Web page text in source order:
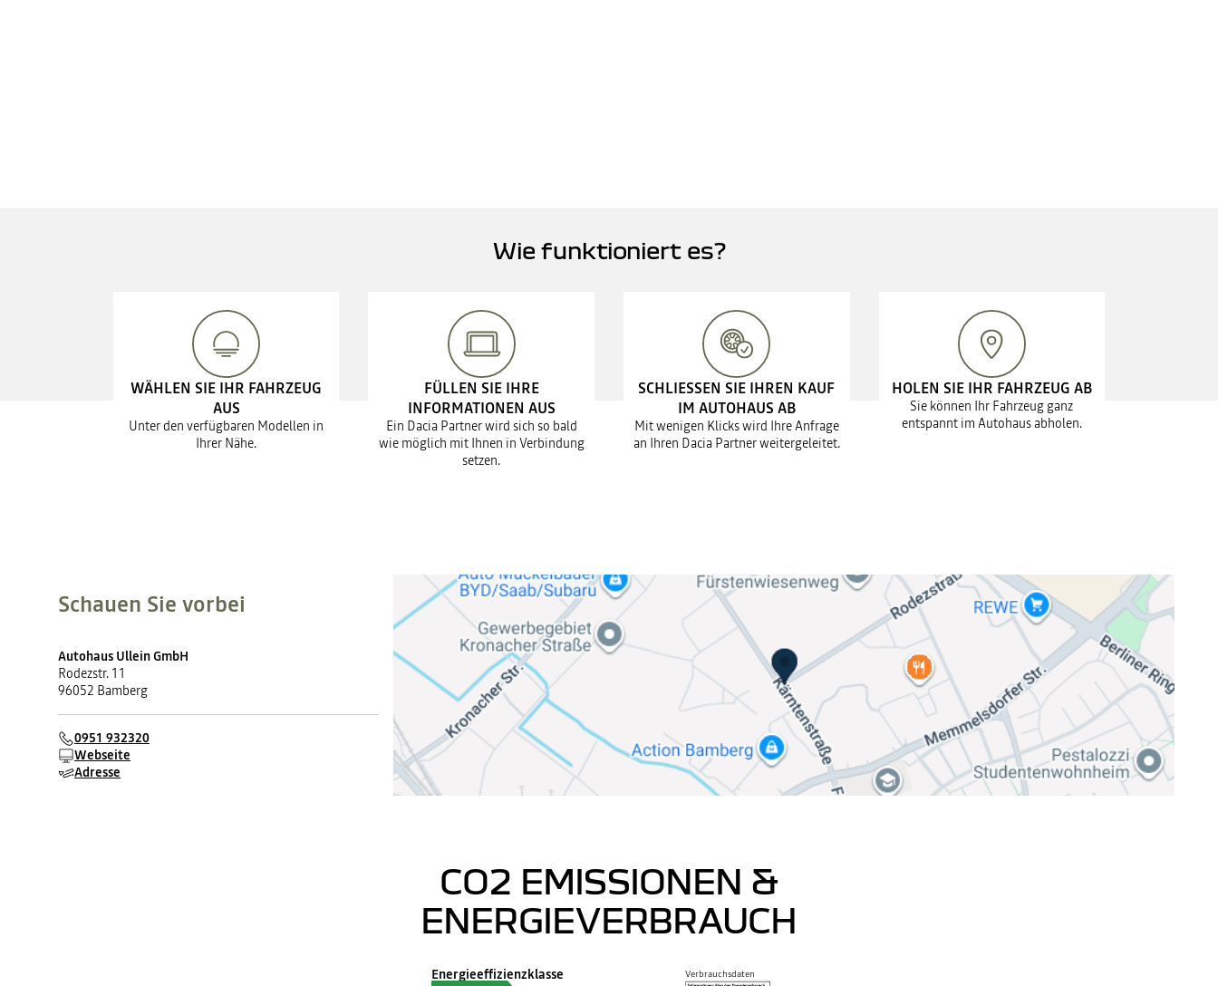
Wie funktioniert es?
WÄHLEN SIE IHR FAHRZEUG
AUS
Unter den verfügbaren Modellen in
Ihrer Nähe.
FÜLLEN SIE IHRE
INFORMATIONEN AUS
Ein Dacia Partner wird sich so bald
wie möglich mit Ihnen in Verbindung
setzen.
SCHLIESSEN SIE IHREN KAUF
IM AUTOHAUS AB
Mit wenigen Klicks wird Ihre Anfrage
an Ihren Dacia Partner weitergeleitet.
HOLEN SIE IHR FAHRZEUG AB
Sie können Ihr Fahrzeug ganz
entspannt im Autohaus abholen.
Schauen Sie vorbei
Autohaus Ullein GmbH
Rodezstr. 11
96052 Bamberg
0951 932320
Webseite
Adresse
CO2 EMISSIONEN &
ENERGIEVERBRAUCH
Energieeffizienzklasse Verbrauchsdaten